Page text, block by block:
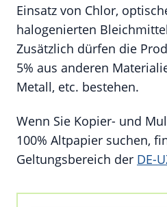
Einsatz von Chlor,
halogenierten
Zusätzlich dürfen die
5% aus anderen
Metall, etc. bestehen.
Wenn Sie Kopier- und
100% Altpapier suchen,
Geltungsbereich der DE-